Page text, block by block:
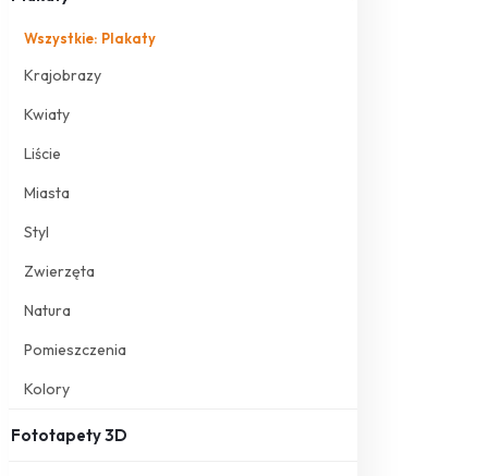
Wszystkie: Plakaty
Krajobrazy
Kwiaty
Liście
Miasta
Styl
Zwierzęta
Natura
Pomieszczenia
Kolory
Fototapety 3D